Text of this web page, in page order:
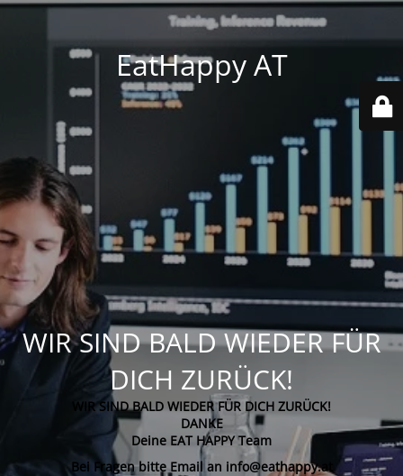
EatHappy AT
WIR SIND BALD WIEDER FÜR
DICH ZURÜCK!
WIR SIND BALD WIEDER FÜR DICH ZURÜCK!
DANKE
Deine EAT HAPPY Team
Bei Fragen bitte Email an info@eathappy.at